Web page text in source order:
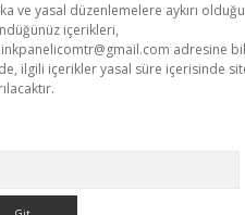
ve yasal düzenlemelere aykırı
içerikleri,
adresine
ilgili içerikler yasal süre içerisinde